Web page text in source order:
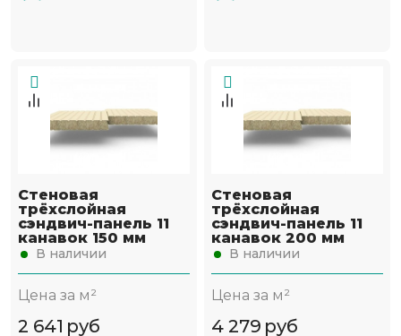
Стеновая
трёхслойная
сэндвич-панель 11
канавок 150 мм
В наличии
Цена за м²
2 641 руб
Стеновая
трёхслойная
сэндвич-панель 11
канавок 200 мм
В наличии
Цена за м²
4 279 руб